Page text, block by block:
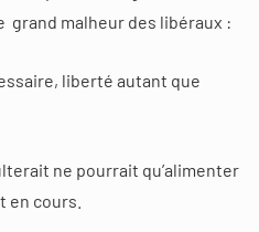
malheur des libéraux :
liberté autant que
ne pourrait qu’alimenter
cours.